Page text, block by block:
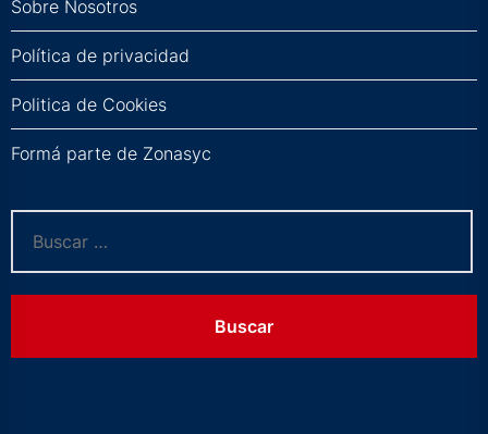
Sobre Nosotros
Política de privacidad
Politica de Cookies
Formá parte de Zonasyc